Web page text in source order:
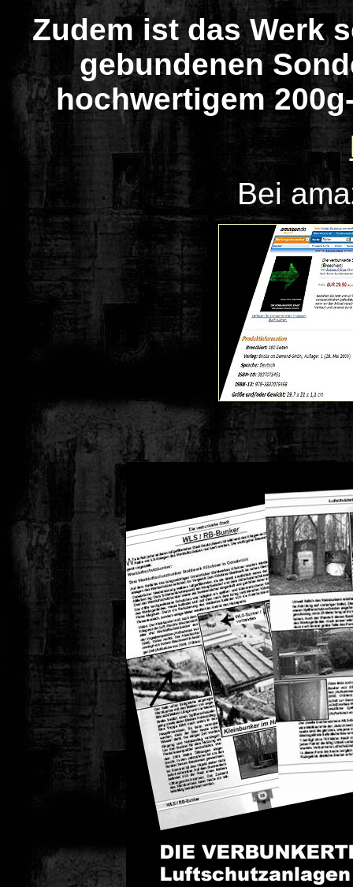
Zudem ist das Werk
gebundenen
hochwertigem
Bei